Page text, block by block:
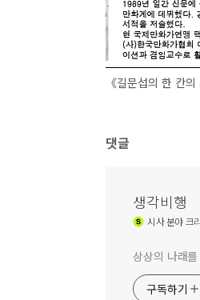
댓글
생각비행
시사분야 크
상상의 나래
구독하기